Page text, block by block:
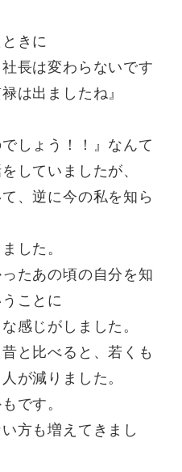
きに
長は変わらないです
は出ましたね』
しょう！！』なんて
していましたが、
、逆に今の私を知ら
した。
たあの頃の自分を知
ことに
感じがしました。
と比べると、若くも
が減りました。
です。
方も増えてきまし